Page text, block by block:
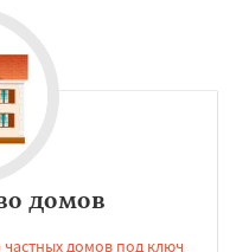
домов
частных домов под ключ